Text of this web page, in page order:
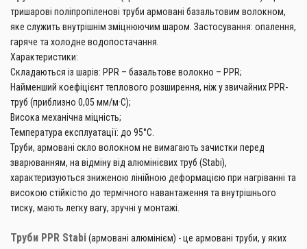
тришарові поліпропіленові труби армовані базальтовим волокном,
яке служить внутрішнім зміцнюючим шаром. Застосування: опалення,
гаряче та холодне водопостачання.
Характеристики:
Складаються із шарів: PPR – базальтове волокно – PPR;
Найменший коефіцієнт теплового розширення, ніж у звичайних PPR-
труб (приблизно 0,05 мм/м·C);
Висока механічна міцність;
Температура експлуатації: до 95°C.
Труби, армовані скло волокном не вимагають зачистки перед
зварюванням, на відміну від алюмінієвих труб (Stabi),
характеризуються зниженою лінійною деформацією при нагріванні та
високою стійкістю до термічного навантаження та внутрішнього
тиску, мають легку вагу, зручні у монтажі.
Труби PPR Stabi(армовані алюмінієм) - це армовані труби, у яких